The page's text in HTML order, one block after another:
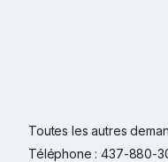
Toutes les autres
Téléphone : 437-880-